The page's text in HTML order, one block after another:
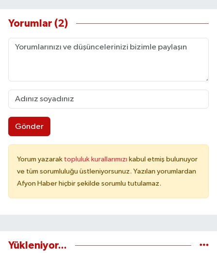
Yorumlar (2)
Gönder
Yorum yazarak topluluk kurallarımızı kabul etmiş bulunuyor
ve tüm sorumluluğu üstleniyorsunuz. Yazılan yorumlardan
Afyon Haber hiçbir şekilde sorumlu tutulamaz.
Yükleniyor...